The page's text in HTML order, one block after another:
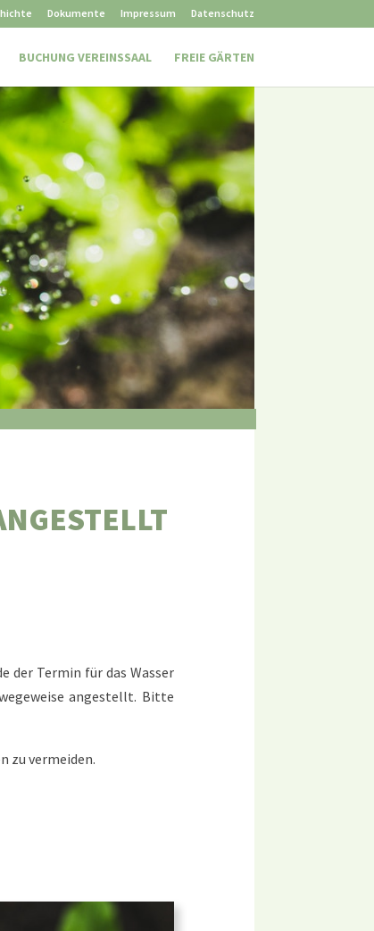
Dokumente Impressum Datenschutz
BUCHUNG VEREINSSAAL FREIE GÄRTEN
der Termin für das Wasser
angestellt. Bitte
zu vermeiden.